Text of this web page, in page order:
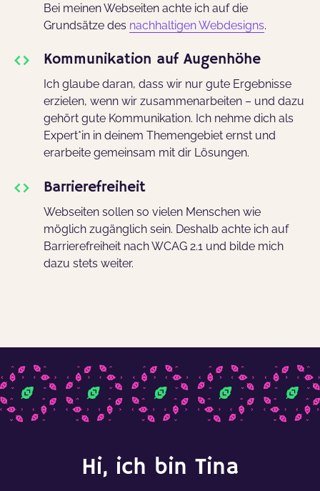
Bei meinen Webseiten achte ich auf die
Grundsätze des nachhaltigen Webdesigns.
Kommunikation auf Augenhöhe
Ich glaube daran, dass wir nur gute Ergebnisse
erzielen, wenn wir zusammenarbeiten – und dazu
gehört gute Kommunikation. Ich nehme dich als
Expert*in in deinem Themengebiet ernst und
erarbeite gemeinsam mit dir Lösungen.
Barrierefreiheit
Webseiten sollen so vielen Menschen wie
möglich zugänglich sein. Deshalb achte ich auf
Barrierefreiheit nach WCAG 2.1 und bilde mich
dazu stets weiter.
Hi, ich bin Tina